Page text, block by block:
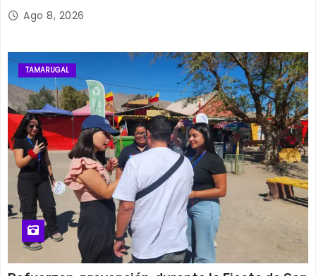
Ago 8, 2026
TAMARUGAL